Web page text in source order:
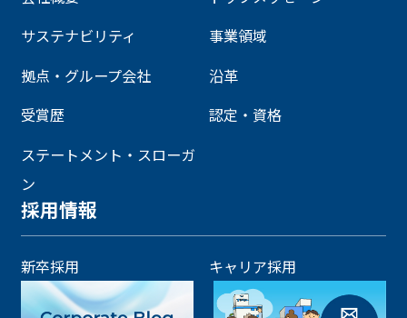
サステナビリティ
事業領域
拠点・グループ会社
沿革
受賞歴
認定・資格
ステートメント・スローガ
ン
採用情報
新卒採用 キャリア採用